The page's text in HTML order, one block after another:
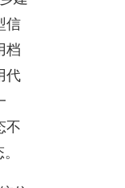
信
档
代
不